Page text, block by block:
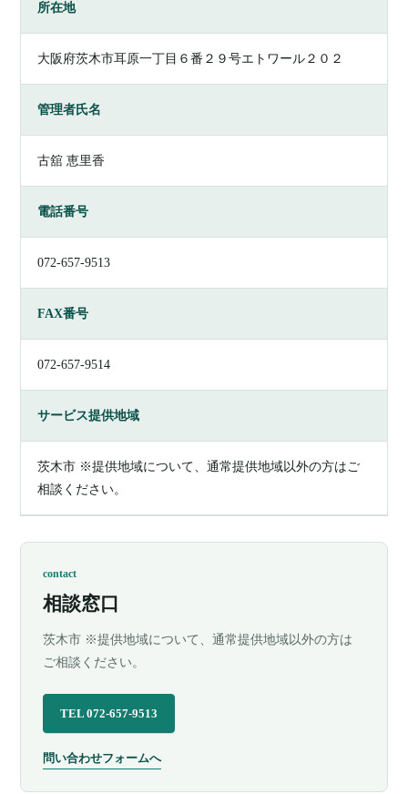
所在地
大阪府茨木市耳原一丁目６番２９号エトワール２０２
管理者氏名
古舘 恵里香
電話番号
072-657-9513
FAX番号
072-657-9514
サービス提供地域
茨木市 ※提供地域について、通常提供地域以外の方はご
相談ください。
contact
相談窓口
茨木市 ※提供地域について、通常提供地域以外の方は
ご相談ください。
TEL 072-657-9513
問い合わせフォームへ